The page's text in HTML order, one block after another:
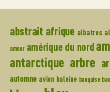
abstrait afrique albatros
amour amérique du nord
antarctique arbre
automne avion baleine banquise